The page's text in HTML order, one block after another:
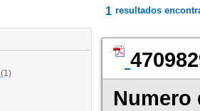
(1)
1 resultados
Numero